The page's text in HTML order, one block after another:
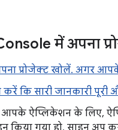
में अपना
प्रोजेक्ट खोलें. अगर
कि सारी जानकारी पूरी
ऐप्लिकेशन के लिए,
किया गया हो. साइन अप